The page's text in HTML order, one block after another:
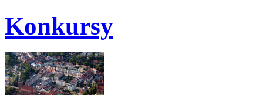
Konkursy